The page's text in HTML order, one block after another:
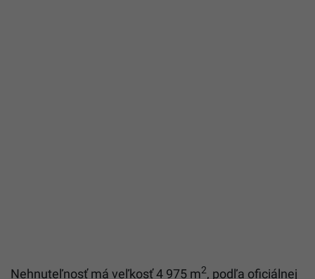
Nehnuteľnosť má veľkosť 4 975 m2, podľa oficiálnej